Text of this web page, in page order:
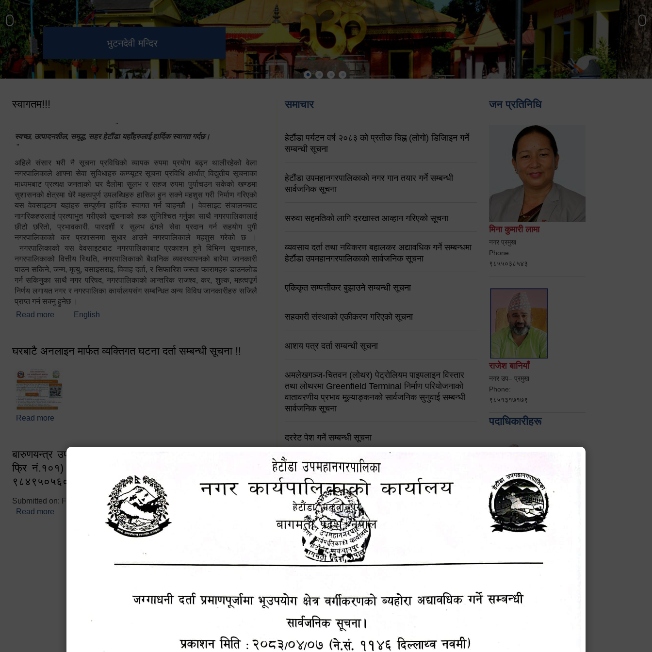
भुटनदेवी मन्दिर
स्मारक
हेटौंडा उपमहानगरपालिका नगर
कार्यपालिकाको कार्यालय
मनकामना डाँडाबाट देखिएको दृश्य
स्वागतम!!!
"
स्वच्छ, उत्पादनशील, समृद्ध, सहर हेटौंडा यहाँहरुलाई हार्दिक स्वागत गर्दछ।
"
अहिले संसार भरी नै सूचना प्रविधिको व्यापक रुपमा प्रयोग बढ्न थालीरहेको वेला
नगरपालिकाले आफ्ना सेवा सुविधाहरु कम्प्यूटर सूचना प्रविधि अर्थात् विद्युतीय सूचनाका
माध्यमबाट प्रत्यक्ष जनताको घर दैलोमा सुलभ र सहज रुपमा पुर्याचउन सकेको खण्डमा
सुशासनको क्षेत्रमा धेरै महत्वपुर्ण उपलब्धिहरु हासिल हुन सक्ने महशुस गरी निर्माण गरिएको
यस वेवसाइटमा यहांहरु सम्पूर्णमा हार्दिक स्वागत गर्न चाहन्छौं । वेवसाइट संचालनबाट
नागरिकहरुलाई प्रत्याभुत गरीएको सूचनाको हक सुनिश्चित गर्नुका साथै नगरपालिकालाई
छीटो छरितो, प्रभावकारी, पारदर्शी र सुलभ ढंगले सेवा प्रदान गर्न सहयोग पुगी
नगरपालिकाको कर प्रशासनमा सुधार आउने नगरपालिकाले महशुस गरेको छ ।
नगरपालिकाको यस वेवसाइटबाट नगरपालिकाबाट प्रकाशन हुने विभिन्न सूचनाहरु,
नगरपालिकाको वित्तीय स्थिति, नगरपालिकाको बैधानिक व्यवस्थापनको बारेमा जानकारी
पाउन सकिने, जन्म, मृत्यु, बसाइसराइ, विवाह दर्ता, र सिफारिश जस्ता फारामहरु डाउनलोड
गर्न सकिनुका साथै नगर परिषद, नगरपालिकाको आन्तरिक राजश्व, कर, शुल्क, महत्वपूर्ण
निर्णय लगायत नगर र नगरपालिका कार्यालयसंग सम्बन्धित अन्य विविध जानकारीहरु सजिलै
प्राप्त गर्न सक्नु हुनेछ ।
Read more about स्वागतम!!!
English
घरबाटै अनलाइन मार्फत व्यक्तिगत घटना दर्ता सम्बन्धी सूचना !!
Read more
बारुणयन्त्र उपशाखा इन्चार्जको सम्पर्क नं. ९८४१६४५३५६ (टोल
फ्रि नं.१०१) फोन नं. ०५७-५२०६७७ शव बहान चालकको नं.
९८४९५०५६००
Submitted on: Fri, 02/25/2022 - 10:50
Read more about बारुणयन्त्र उपशाखा इन्चार्जको सम्पर्क नं. ९८४१६४५३५६ (टोल फ्रि
नं.१०१) फोन नं. ०५७-५२०६७७ शव बहान चालकको नं. ९८४९५०५६००
समाचार
हेटौंडा पर्यटन वर्ष २०८३ को प्रतीक चिह्न (लोगो) डिजिाइन गर्ने
सम्बन्धी सूचना
हेटौंडा उपमहानगरपालिकाको नगर गान तयार गर्ने सम्बन्धी
सार्वजनिक सूचना
सरुवा सहमतिको लागि दरखास्त आव्हान गरिएको सूचना
व्यवसाय दर्ता तथा नविकरण बहालकर अद्यावधिक गर्ने सम्बन्धमा
हेटौंडा उपमहानगरपालिकाको सार्वजनिक सूचना
एकिकृत सम्पत्तीकर बुझाउने सम्बन्धी सूचना
सहकारी संस्थाको एकीकरण गरिएको सूचना
आशय पत्र दर्ता सम्बन्धी सूचना
अमलेखगञ्ज-चितवन (लोथर) पेट्रोलियम पाइपलाइन विस्तार
तथा लोथरमा Greenfield Terminal निर्माण परियोजनाको
वातावरणीय प्रभाव मूल्याङ्कनको सार्वजनिक सुनुवाई सम्बन्धी
सार्वजनिक सूचना
दररेट पेश गर्ने सम्बन्धी सूचना
जग्गाधनी दर्ता प्रमाणपूर्जामा भूउपयोग क्षेत्र वर्गीकरणको ब्यहोरा
अद्यावधिक गर्ने सम्बन्धी सार्वजनिक सूचना
आशय पत्र दर्ता सम्बन्धी सूचना
शिक्षक सरुवा सहमतिका लागि दरखास्त आव्हान सम्बन्धी सूचना !
हेटौंडा उपमहानगरपालिकाको सूची दर्ता सम्बन्धी सूचना
चुरियामाई सुरुङको संरक्षण तथा व्यवस्थापनको जिम्मेवारी
समितिलाई हस्तान्तरण
पोषाक र परिचयपत्र अनिवार्य लगाउने सम्बन्धमा ।
जन प्रतिनिधि
मिना कुमारी लामा
नगर प्रमुख
Phone:
९८५५०३८५४३
राजेश बानियाँ
नगर उप– प्रमुख
Phone:
९८५१३१७१७९
पदाधिकारीहरू
टेक बहादुर वली
प्रमुख प्रशासकीय अधिकृत
Phone: 9855010111
सविन न्यौपाने